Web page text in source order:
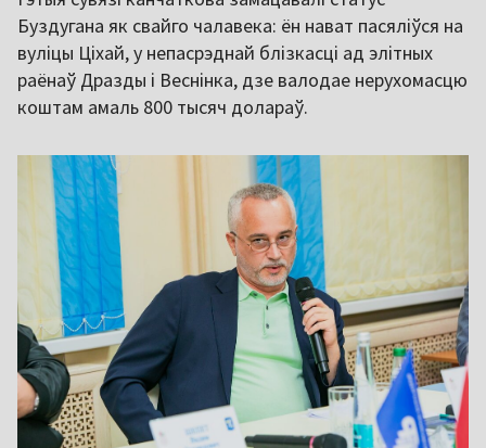
Буздугана як свайго чалавека: ён нават пасяліўся на
вуліцы Ціхай, у непасрэднай блізкасці ад элітных
раёнаў Дразды і Веснінка, дзе валодае нерухомасцю
коштам амаль 800 тысяч долараў.